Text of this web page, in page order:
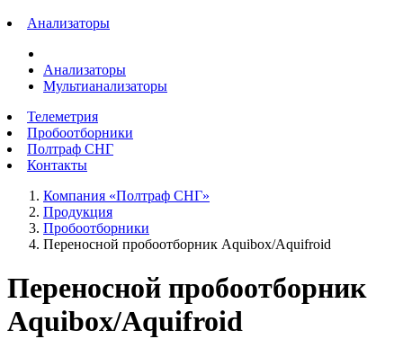
Анализаторы
Анализаторы
Мультианализаторы
Телеметрия
Пробоотборники
Полтраф СНГ
Контакты
Компания «Полтраф СНГ»
Продукция
Пробоотборники
Переносной пробоотборник Aquibox/Aquifroid
Переносной пробоотборник
Aquibox/Aquifroid